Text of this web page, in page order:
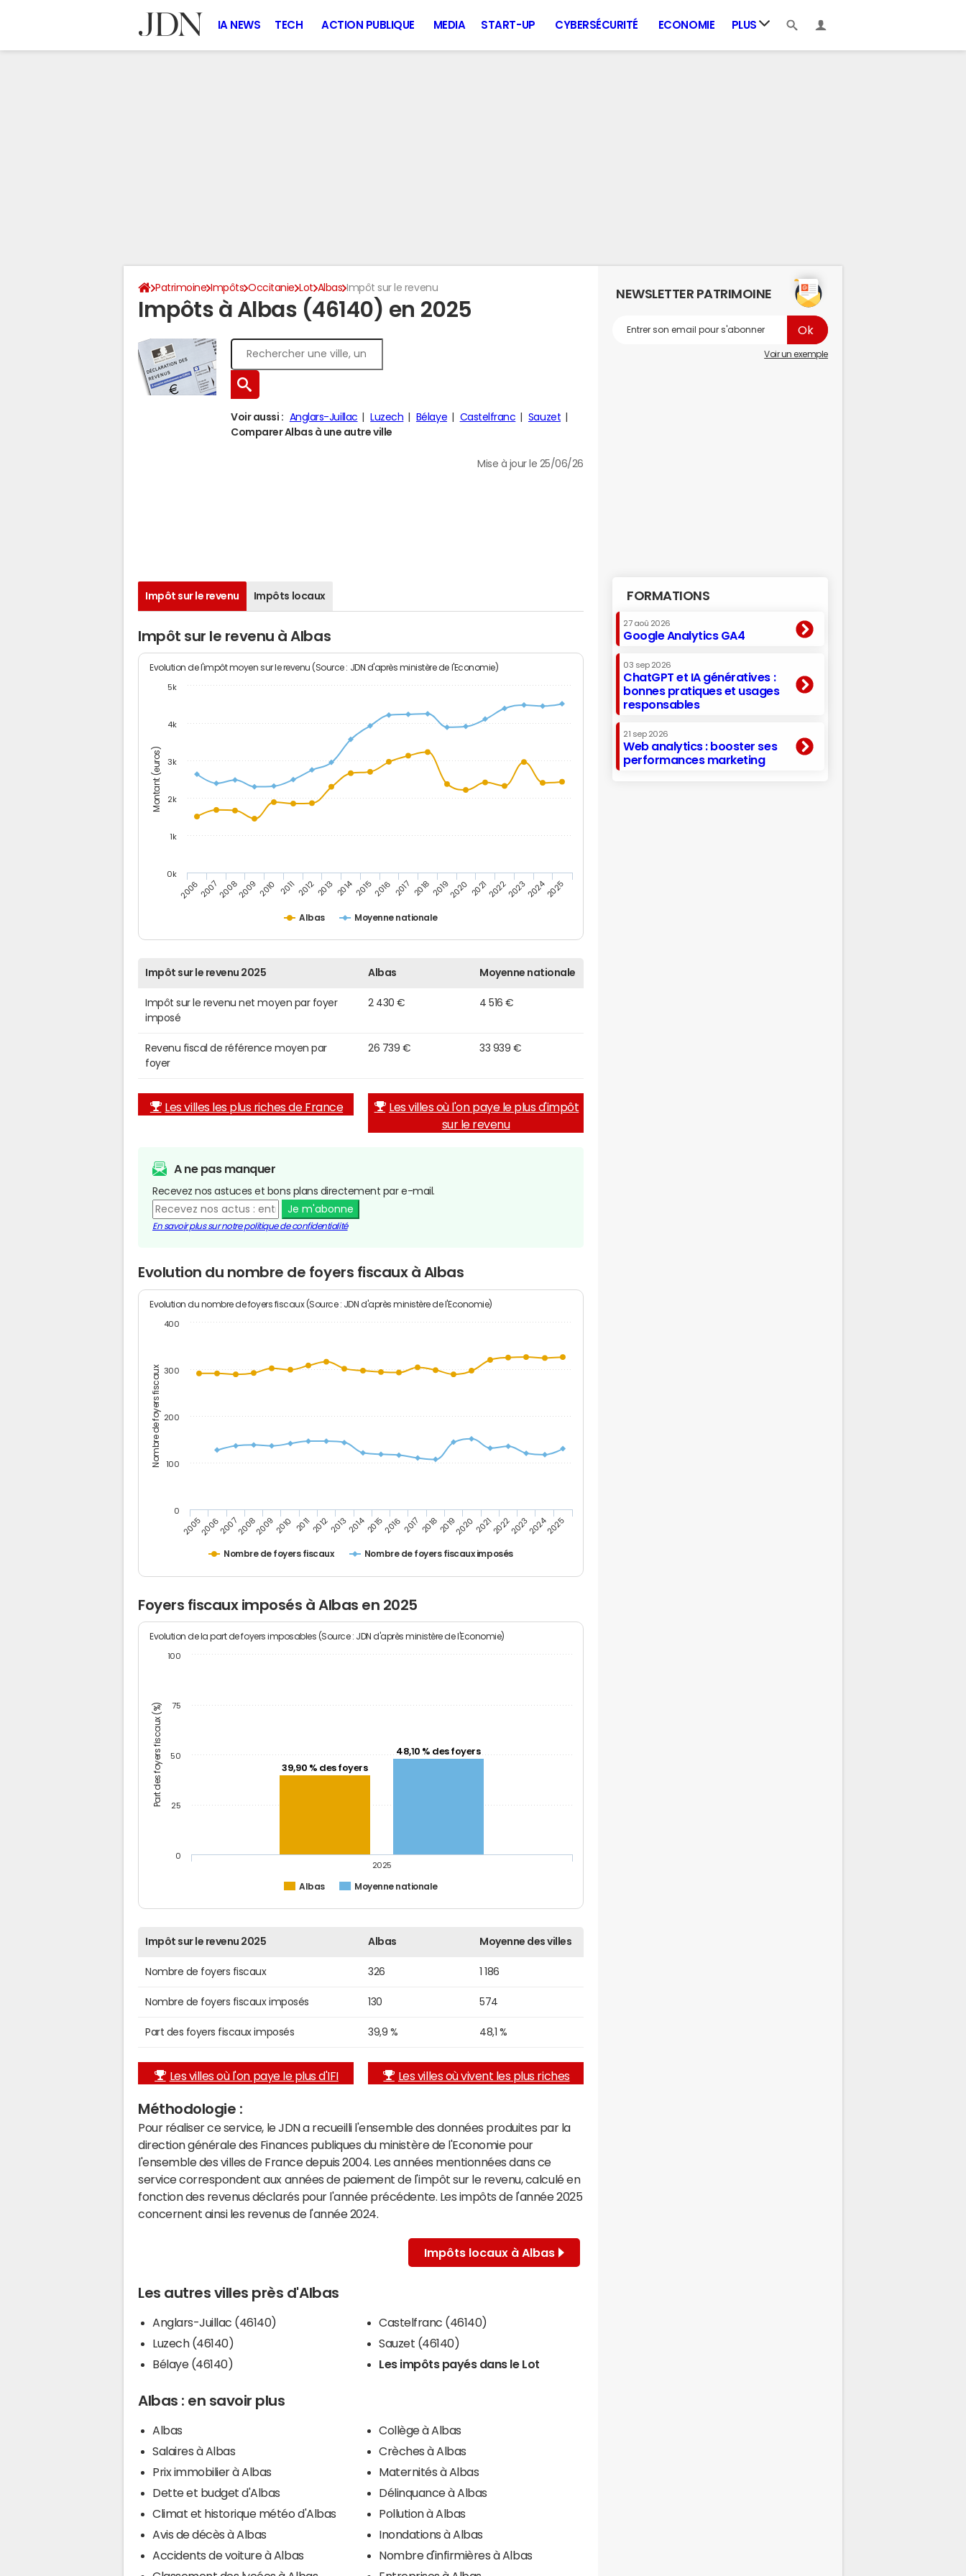
IA NEWS TECH ACTION PUBLIQUE MEDIA START-UP CYBERSÉCURITÉ ECONOMIE PLUS
Patrimoine Impôts Occitanie Lot Albas Impôt sur le revenu
Impôts à Albas (46140) en 2025
Voir aussi : Anglars-Juillac Luzech Bélaye Castelfranc
Sauzet
Comparer Albas à une autre ville
Mise à jour le 25/06/26
Impôt sur le revenu Impôts locaux
Impôt sur le revenu à Albas
Montant (euros)
Evolution de l'impôt moyen sur le revenu (Source : JDN d'après ministère de l'Economie)
Albas Moyenne nationale
20062007200820092010 2011 20122013 201420152016 2017 201820192020 20212022202320242025
0k
1k
2k
3k
4k
5k
Impôt sur le revenu 2025 Albas Moyenne nationale
Impôt sur le revenu net moyen par foyer
imposé
2 430 € 4 516 €
Revenu fiscal de référence moyen par
foyer
26 739 € 33 939 €
Les villes les plus riches de France
Les villes où l'on paye le plus d'impôt
sur le revenu
A ne pas manquer
Recevez nos astuces et bons plans directement par e-mail.
Je m'abonne
En savoir plus sur notre politique de confidentialité
Evolution du nombre de foyers fiscaux à Albas
Nombre de foyers fiscaux
Evolution du nombre de foyers fiscaux (Source : JDN d'après ministère de l'Economie)
Nombre de foyers fiscaux Nombre de foyers fiscaux imposés
200520062007200820092010 201120122013201420152016 2017 20182019202020212022202320242025
0
100
200
300
400
Foyers fiscaux imposés à Albas en 2025
Part des foyers fiscaux (%)
Evolution de la part de foyers imposables (Source : JDN d'après ministère de l'Economie)
39,90 % des foyers
48,10 % des foyers
Albas Moyenne nationale
2025
0
25
50
75
100
Impôt sur le revenu 2025 Albas Moyenne des villes
Nombre de foyers fiscaux 326 1 186
Nombre de foyers fiscaux imposés 130 574
Part des foyers fiscaux imposés 39,9 % 48,1 %
Les villes où l'on paye le plus d'IFI Les villes où vivent les plus riches
Méthodologie :
Pour réaliser ce service, le JDN a recueilli l'ensemble des données produites par la
direction générale des Finances publiques du ministère de l'Economie pour
l'ensemble des villes de France depuis 2004. Les années mentionnées dans ce
service correspondent aux années de paiement de l'impôt sur le revenu, calculé en
fonction des revenus déclarés pour l'année précédente. Les impôts de l'année 2025
concernent ainsi les revenus de l'année 2024.
Impôts locaux à Albas
Les autres villes près d'Albas
Anglars-Juillac (46140)
Luzech (46140)
Bélaye (46140)
Castelfranc (46140)
Sauzet (46140)
Les impôts payés dans le Lot
Albas : en savoir plus
Albas
Salaires à Albas
Prix immobilier à Albas
Dette et budget d'Albas
Climat et historique météo d'Albas
Avis de décès à Albas
Accidents de voiture à Albas
Collège à Albas
Crèches à Albas
Maternités à Albas
Délinquance à Albas
Pollution à Albas
Inondations à Albas
Nombre d'infirmières à Albas
NEWSLETTER PATRIMOINE
Voir un exemple
FORMATIONS
27 aoû 2026
Google Analytics GA4
03 sep 2026
ChatGPT et IA génératives :
bonnes pratiques et usages
responsables
21 sep 2026
Web analytics : booster ses
performances marketing